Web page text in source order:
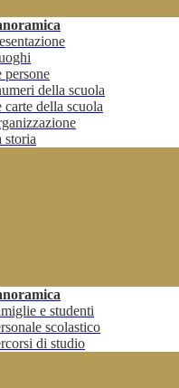
persone
della scuola
carte della scuola
storia
e studenti
scolastico
di studio